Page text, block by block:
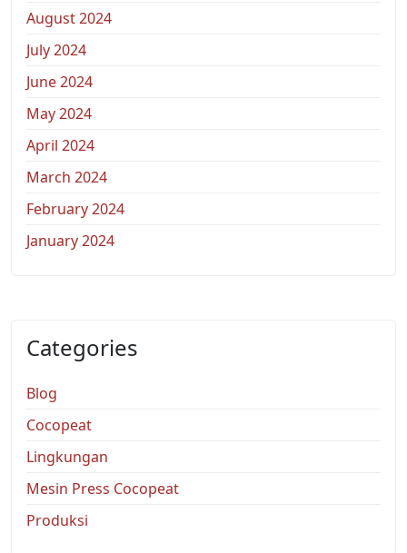
August 2024
July 2024
June 2024
May 2024
April 2024
March 2024
February 2024
January 2024
Categories
Blog
Cocopeat
Lingkungan
Mesin Press Cocopeat
Produksi